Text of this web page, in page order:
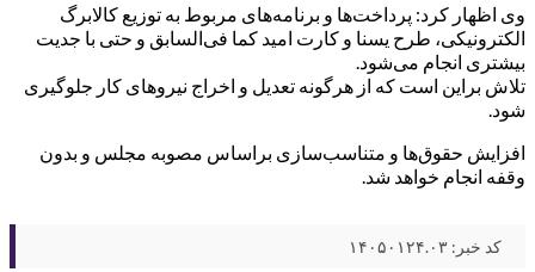
وی اظهار کرد: پرداخت‌ها و برنامه‌های مربوط به توزیع کالابرگ
الکترونیکی، طرح یسنا و کارت امید کما فی‌السابق و حتی با جدیت
بیشتری انجام می‌شود.
تلاش براین است که از هرگونه تعدیل و اخراج نیروهای کار جلوگیری
شود.
افزایش حقوق‌ها و متناسب‌سازی براساس مصوبه مجلس و بدون
وقفه انجام خواهد شد.
کد خبر: ۱۴۰۵۰۱۲۴.۰۳